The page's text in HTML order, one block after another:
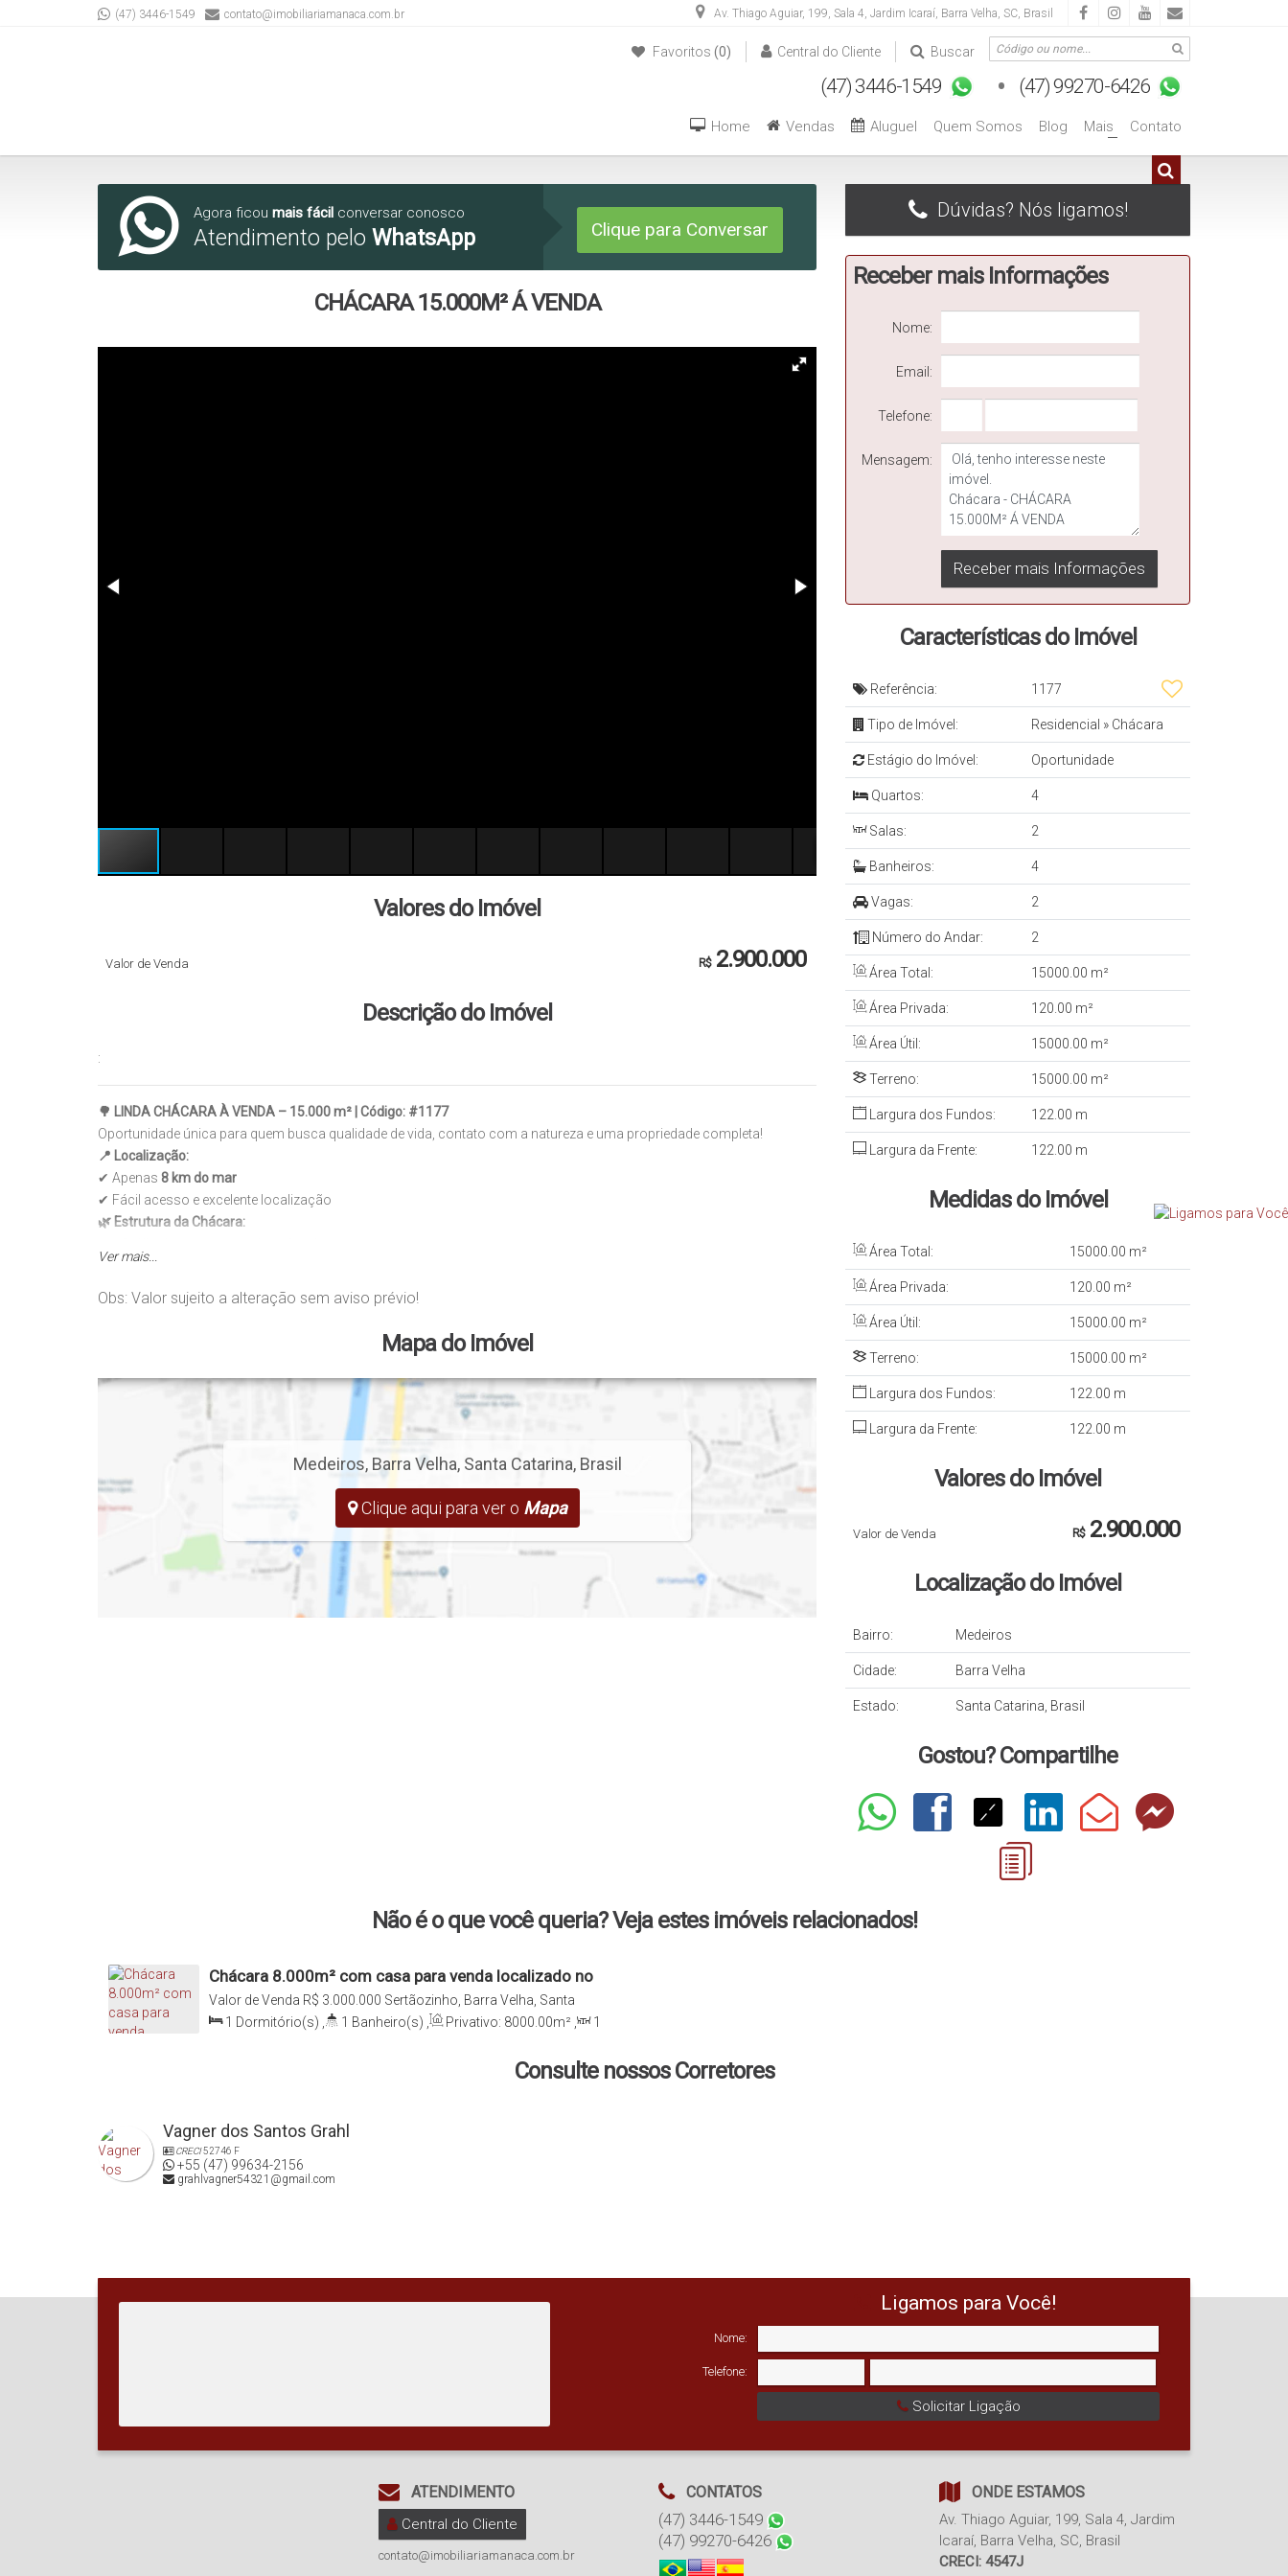
Av. Thiago Aguiar, 199, Sala 4, Jardim Icaraí, Barra Velha, SC, Brasil
(47) 3446-1549 contato@imobiliariamanaca.com.br
Buscar
Central do Cliente
Favoritos (0)
(47) 3446-1549 (47) 99270-6426
Contato
+
Mais
Blog
Quem Somos
Aluguel
Vendas
Home
Agora ficou mais fácil conversar conosco
Atendimento pelo WhatsApp Clique para Conversar
CHÁCARA 15.000M² Á VENDA
Valores do Imóvel
R$2.900.000
Valor de Venda
Descrição do Imóvel
:
🌳 LINDA CHÁCARA À VENDA – 15.000 m² | Código: #1177
Oportunidade única para quem busca qualidade de vida, contato com a natureza e uma propriedade completa!
📍 Localização:
✔ Apenas 8 km do mar
✔ Fácil acesso e excelente localização
🌿 Estrutura da Chácara:
Campo de futebol com traves
Espaço ideal para lazer, moradia ou investimento!
📞 Para mais informações e agendamento de visitas:
Relate o código do imóvel:
Manacá Negócios Imobiliários – CRECI 4547 J
📍 Avenida Thiago Aguiar, nº 199, sala 04 – Jardim Icaraí, Barra Velha/SC
📱 (47) 3446-1549 – Recepção
📱 (47) 99270-6426 – Vendas
Ver mais...
Obs: Valor sujeito a alteração sem aviso prévio!
Mapa do Imóvel
Medeiros, Barra Velha, Santa Catarina, Brasil
Clique aqui para ver o Mapa
Dúvidas? Nós ligamos!
Receber mais Informações
Nome:
Email:
Telefone:
Mensagem:
Características do Imóvel
Referência: 1177
Tipo de Imóvel: Residencial » Chácara
Estágio do Imóvel: Oportunidade
Quartos: 4
Salas: 2
Banheiros: 4
Vagas: 2
Número do Andar: 2
Área Total: 15000.00 m²
Área Privada: 120.00 m²
Área Útil: 15000.00 m²
Terreno: 15000.00 m²
Largura dos Fundos: 122.00 m
Largura da Frente: 122.00 m
Medidas do Imóvel
Área Total: 15000 .00 m²
Área Privada: 120 .00 m²
Área Útil: 15000 .00 m²
Terreno: 15000 .00 m²
Largura dos Fundos: 122 .00 m
Largura da Frente: 122 .00 m
Valores do Imóvel
R$2.900.000
Valor de Venda
Localização do Imóvel
Bairro: Medeiros
Cidade: Barra Velha
Estado: Santa Catarina, Brasil
Gostou? Compartilhe
Não é o que você queria? Veja estes imóveis relacionados!
Chácara 8.000m² com casa para venda localizado no
bairro Sertãozinho, Barra Velha - SC
R$ 3.000.000
Valor de Venda
Sertãozinho, Barra Velha, Santa
Catarina, Brasil
1 Dormitório(s) 1 Banheiro(s) Privativo: 8000 .00m²
1
Consulte nossos Corretores
Vagner dos Santos Grahl
CRECI52746 F
+55 (47) 99634-2156
grahlvagner54321@gmail.com
Ligamos para Você!
Nome:
Telefone:
Solicitar Ligação
ATENDIMENTO
Central do Cliente
contato@imobiliariamanaca.com.br
CONTATOS
(47) 3446-1549
(47) 99270-6426
ONDE ESTAMOS
Av. Thiago Aguiar, 199, Sala 4, Jardim
Icaraí, Barra Velha, SC, Brasil
CRECI: 4547J